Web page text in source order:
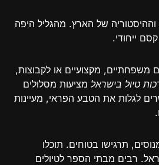
של הארץ. מהגליל היפה
ייחודי.
מקצועיים או לקבוצות,
טיול בישראל מציעות מסלולים
לגלות את הטבע הפראי, מעיינות
תרגישו בטוחים. תוכלו
רבים מבתי הספר לטיולים